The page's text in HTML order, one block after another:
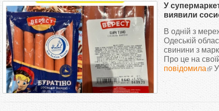
и
є
т
у
У
виявили
В одній з
Одеській
свинини з
Про це на
повідомила